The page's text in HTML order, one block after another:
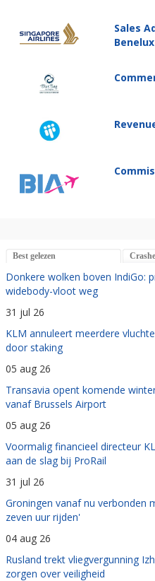
Sales
Benelux
Best gelezen
Donkere wolken boven IndiGo:
widebody-vloot weg
31 jul 26
KLM annuleert meerdere
door staking
05 aug 26
Transavia opent komende
vanaf Brussels Airport
05 aug 26
Voormalig financieel directeur
aan de slag bij ProRail
31 jul 26
Groningen vanaf nu verbonden
zeven uur rijden'
04 aug 26
Rusland trekt vliegvergunning
zorgen over veiligheid